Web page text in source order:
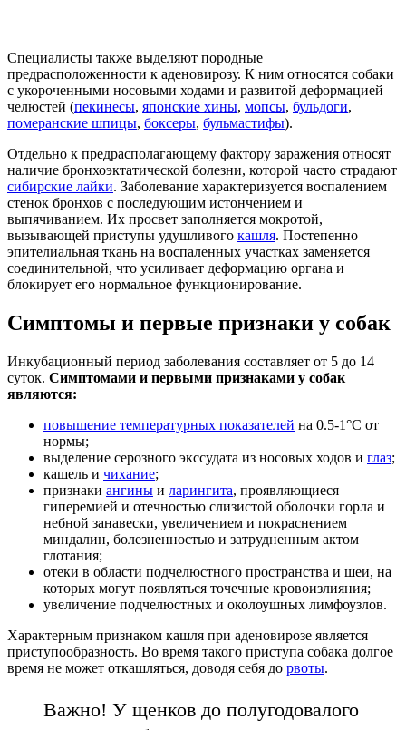
Специалисты также выделяют породные
предрасположенности к аденовирозу. К ним относятся собаки
с укороченными носовыми ходами и развитой деформацией
челюстей (пекинесы, японские хины, мопсы, бульдоги,
померанские шпицы, боксеры, бульмастифы).
Отдельно к предрасполагающему фактору заражения относят
наличие бронхоэктатической болезни, которой часто страдают
сибирские лайки. Заболевание характеризуется воспалением
стенок бронхов с последующим истончением и
выпячиванием. Их просвет заполняется мокротой,
вызывающей приступы удушливого кашля. Постепенно
эпителиальная ткань на воспаленных участках заменяется
соединительной, что усиливает деформацию органа и
блокирует его нормальное функционирование.
Симптомы и первые признаки у собак
Инкубационный период заболевания составляет от 5 до 14
суток. Симптомами и первыми признаками у собак
являются:
повышение температурных показателей на 0.5-1°C от
нормы;
выделение серозного экссудата из носовых ходов и глаз;
кашель и чихание;
признаки ангины и ларингита, проявляющиеся
гиперемией и отечностью слизистой оболочки горла и
небной занавески, увеличением и покраснением
миндалин, болезненностью и затрудненным актом
глотания;
отеки в области подчелюстного пространства и шеи, на
которых могут появляться точечные кровоизлияния;
увеличение подчелюстных и околоушных лимфоузлов.
Характерным признаком кашля при аденовирозе является
приступообразность. Во время такого приступа собака долгое
время не может откашляться, доводя себя до рвоты.
Важно! У щенков до полугодовалого